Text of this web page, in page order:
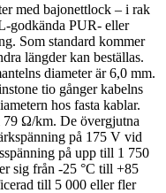
med bajonettlock – i rak
godkända PUR- eller
Som standard kommer
längder kan beställas.
diameter är 6,0 mm.
tio gånger kabelns
hos fasta kablar.
79 Ω/km. De övergjutna
på 175 V vid
på upp till 1 750
sig från -25 °C till +85
till 5 000 eller fler